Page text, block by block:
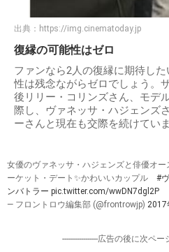
出典： https://img.cinematoday.jp
復縁の可能性はゼロ
ファンなら2人の復縁に期待し
性は残念ながらゼロでしょう。
後リリー・コリンズさん、モデ
際し、ヴァネッサ・ハジェンズ
ーさんと現在も交際を続けていま
女優のヴァネッサ・ハジェンズと俳優オ
ーケット・デート✨かわいいカップル #
ンバトラー pic.twitter.com/wwDN7dgl2P
— フロントロウ編集部 (@frontrowjp) 2017
-----------------広告の後に次ペー